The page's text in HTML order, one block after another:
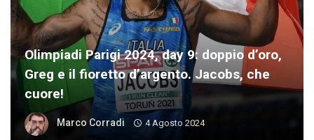
Olimpiadi Parigi 2024, day 9: doppio d’oro,
Greg e il fioretto d’argento. Jacobs, che
cuore!
Marco Corradi 4 Agosto 2024